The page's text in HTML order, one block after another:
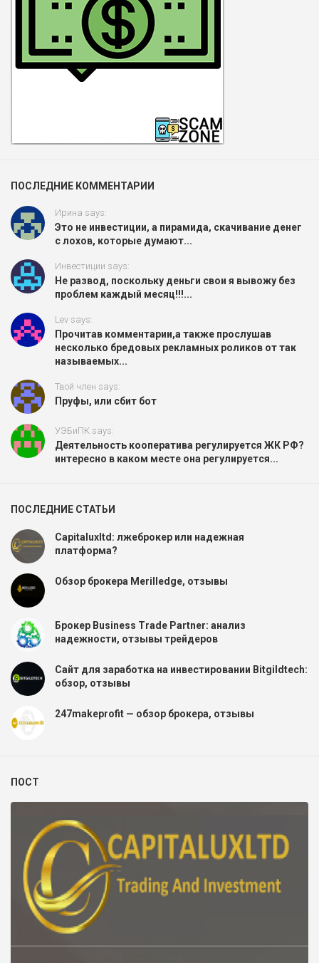
ПОСЛЕДНИЕ КОММЕНТАРИИ
Ирина says:
Это не инвестиции, а пирамида, скачивание денег
с лохов, которые думают...
Инвестиции says:
Не развод, поскольку деньги свои я вывожу без
проблем каждый месяц!!!...
Lev says:
Прочитав комментарии,а также прослушав
несколько бредовых рекламных роликов от так
называемых...
Твой член says:
Пруфы, или сбит бот
УЭБиПК says:
Деятельность кооператива регулируется ЖК РФ?
интересно в каком месте она регулируется...
ПОСЛЕДНИЕ СТАТЬИ
Capitaluxltd: лжеброкер или надежная
платформа?
Обзор брокера Merilledge, отзывы
Брокер Business Trade Partner: анализ
надежности, отзывы трейдеров
Сайт для заработка на инвестировании Bitgildtech:
обзор, отзывы
247makeprofit — обзор брокера, отзывы
ПОСТ